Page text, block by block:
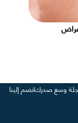
وسع صدركانضم إلينا